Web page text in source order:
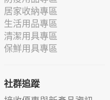
居家收納專區
生活用品專區
清潔用具專區
保鮮用具專區
社群追蹤